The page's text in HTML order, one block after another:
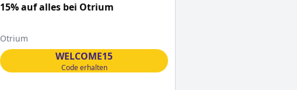
15% auf alles bei Otrium
Otrium
WELCOME15
Code erhalten